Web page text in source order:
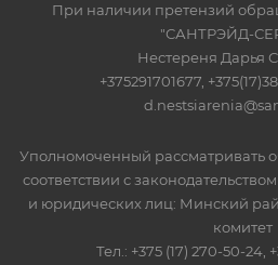
При наличии претензий
"САНТРЭЙД-
Нестереня Дарья
+375291701677,
Уполномоченный рассматривать
соответствии с
и юридических лиц: Минский
комитет
Тел.: +375 (17) 270-50-24,